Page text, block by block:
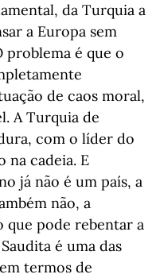
da Turquia a
a Europa sem
problema é que o
de caos moral,
A Turquia de
com o líder do
na cadeia. E
já não é um país, a
não, a
que pode rebentar a
é uma das
termos de